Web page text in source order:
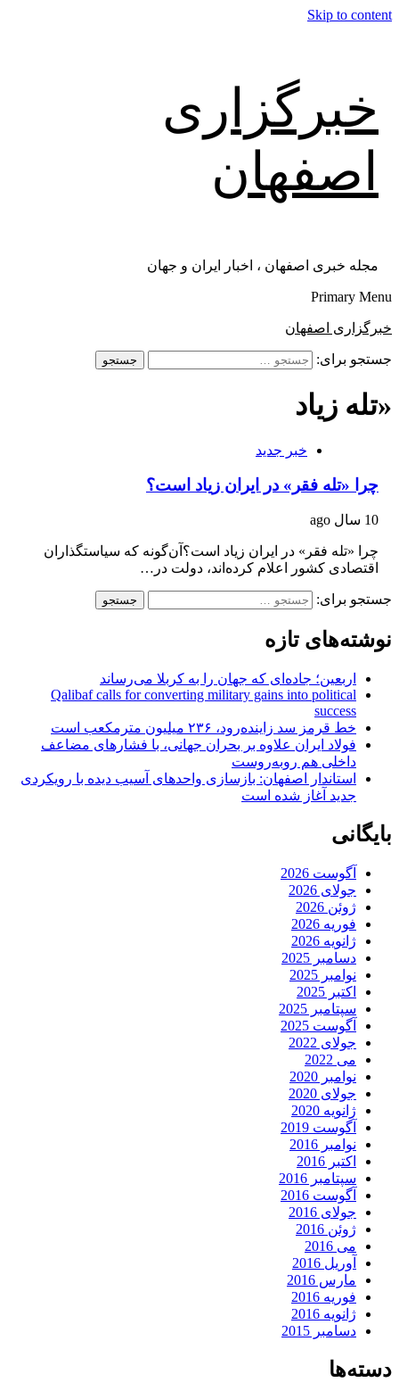
Skip to content
خبرگزاری
اصفهان
مجله خبری اصفهان ، اخبار ایران و جهان
Primary Menu
خبرگزاری اصفهان
جستجو برای:
«تله زیاد
خبر جدید
چرا «تله فقر» در ایران زیاد است؟
10 سال ago
چرا «تله فقر» در ایران زیاد است؟آن‌گونه که سیاستگذاران
اقتصادی کشور اعلام کرده‌اند، دولت در…
جستجو برای:
نوشته‌های تازه
اربعین؛ جاده‌ای که جهان را به کربلا می‌رساند
Qalibaf calls for converting military gains into political
success
خط قرمز سد زاینده‌رود، ۲۳۶ میلیون مترمکعب است
فولاد ایران علاوه بر بحران جهانی، با فشارهای مضاعف
داخلی هم روبه‌روست
استاندار اصفهان: بازسازی واحدهای آسیب دیده با رویکردی
جدید آغاز شده است
بایگانی
آگوست 2026
جولای 2026
ژوئن 2026
فوریه 2026
ژانویه 2026
دسامبر 2025
نوامبر 2025
اکتبر 2025
سپتامبر 2025
آگوست 2025
جولای 2022
می 2022
نوامبر 2020
جولای 2020
ژانویه 2020
آگوست 2019
نوامبر 2016
اکتبر 2016
سپتامبر 2016
آگوست 2016
جولای 2016
ژوئن 2016
می 2016
آوریل 2016
مارس 2016
فوریه 2016
ژانویه 2016
دسامبر 2015
دسته‌ها